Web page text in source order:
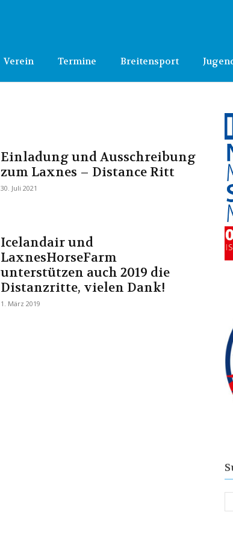
Verein Termine Breitensport
Einladung und Ausschreibung
zum Laxnes – Distance Ritt
30. Juli 2021
Icelandair und
LaxnesHorseFarm
unterstützen auch 2019 die
Distanzritte, vielen Dank!
1. März 2019